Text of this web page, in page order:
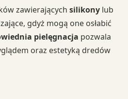
zawierających silikony lub
gdyż mogą one osłabić
pielęgnacja pozwala
oraz estetyką dredów